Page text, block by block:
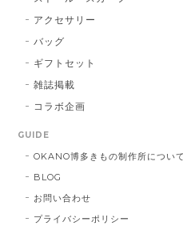
2025/05/26
アクセサリー
バッグ
ギフトセット
雑誌掲載
コラボ企画
GUIDE
OKANO博多きもの制作所について
BLOG
お問い合わせ
プライバシーポリシー